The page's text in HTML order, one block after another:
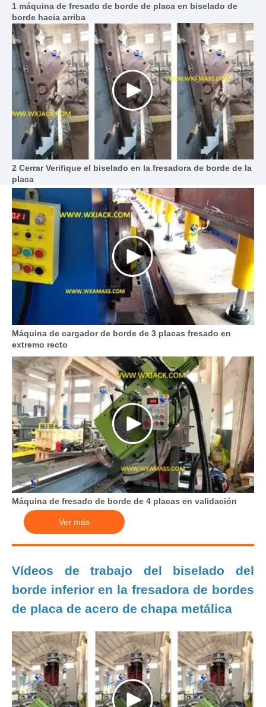
1 máquina de fresado de borde de placa en biselado de
borde hacia arriba
2 Cerrar Verifique el biselado en la fresadora de borde de la
placa
Máquina de cargador de borde de 3 placas fresado en
extremo recto
Máquina de fresado de borde de 4 placas en validación
Ver más
Vídeos de trabajo del biselado del
borde inferior en la fresadora de bordes
de placa de acero de chapa metálica